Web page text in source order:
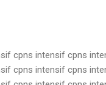
cpns intensif cpns
cpns intensif cpns